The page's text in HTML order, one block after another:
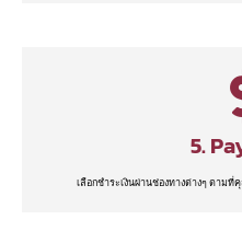
5.
เลือกชำระเงินผ่านช่องทางต่างๆ ตาม